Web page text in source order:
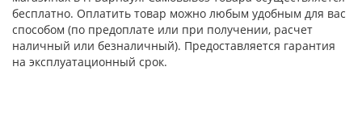
Напишите нам
Ваше имя: